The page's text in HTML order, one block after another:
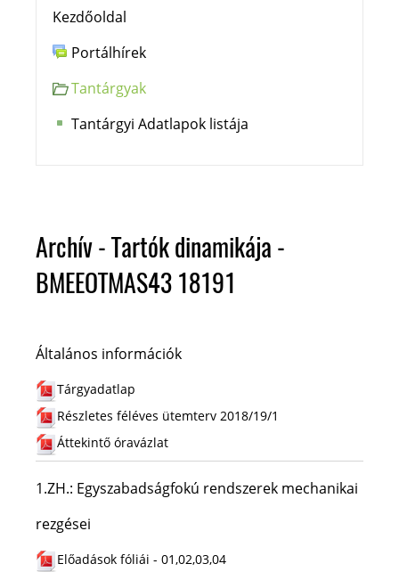
Kezdőoldal
Portálhírek
Tantárgyak
Tantárgyi Adatlapok listája
Archív - Tartók dinamikája -
BMEEOTMAS43 18191
Általános információk
Tárgyadatlap
Részletes féléves ütemterv 2018/19/1
Áttekintő óravázlat
1.ZH.: Egyszabadságfokú rendszerek mechanikai
rezgései
Előadások fóliái - 01,02,03,04